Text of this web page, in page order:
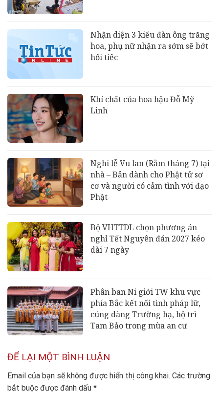
Nhận diện 3 kiểu đàn ông trăng
hoa, phụ nữ nhận ra sớm sẽ bớt
hối tiếc
Khí chất của hoa hậu Đỗ Mỹ
Linh
Nghi lễ Vu lan (Rằm tháng 7) tại
nhà – Bản dành cho Phật tử sơ
cơ và người có cảm tình với đạo
Phật
Bộ VHTTDL chọn phương án
nghỉ Tết Nguyên đán 2027 kéo
dài 7 ngày
Phân ban Ni giới TW khu vực
phía Bắc kết nối tình pháp lữ,
cúng dàng Trường hạ, hộ trì
Tam Bảo trong mùa an cư
ĐỂ LẠI MỘT BÌNH LUẬN
Email của bạn sẽ không được hiển thị công khai. Các trường
bắt buộc được đánh dấu *